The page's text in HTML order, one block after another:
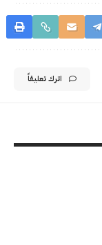
اترك تعليقاً